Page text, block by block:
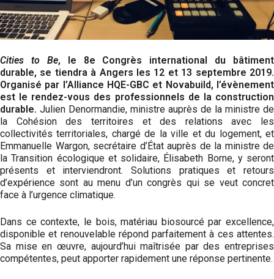
Cities to Be, le 8e Congrès international du bâtiment
durable, se tiendra à Angers les 12 et 13 septembre 2019.
Organisé par l’Alliance HQE-GBC et Novabuild, l’évènement
est le rendez-vous des professionnels de la construction
durable. Julien Denormandie, ministre auprès de la ministre de
la Cohésion des territoires et des relations avec les
collectivités territoriales, chargé de la ville et du logement, et
Emmanuelle Wargon, secrétaire d’État auprès de la ministre de
la Transition écologique et solidaire, Élisabeth Borne, y seront
présents et interviendront. Solutions pratiques et retours
d’expérience sont au menu d’un congrès qui se veut concret
face à l’urgence climatique.
Dans ce contexte, le bois, matériau biosourcé par excellence,
disponible et renouvelable répond parfaitement à ces attentes.
Sa mise en œuvre, aujourd’hui maîtrisée par des entreprises
compétentes, peut apporter rapidement une réponse pertinente.